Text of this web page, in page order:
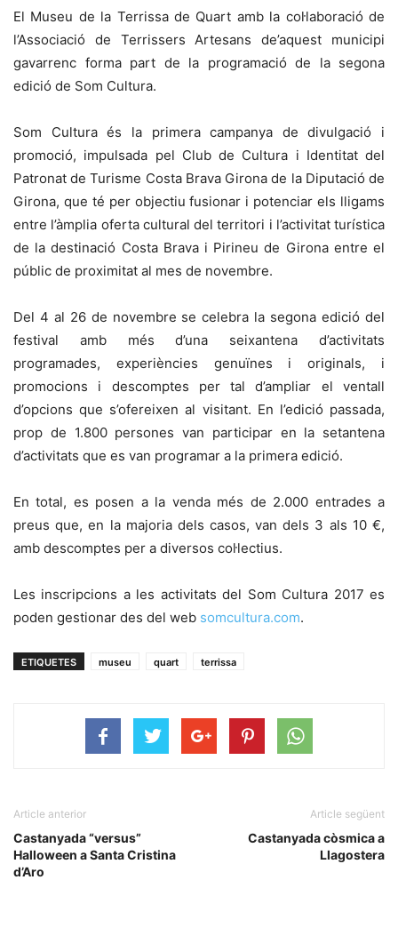
El Museu de la Terrissa de Quart amb la col·laboració de
l’Associació de Terrissers Artesans de’aquest municipi
gavarrenc forma part de la programació de la segona
edició de Som Cultura.
Som Cultura és la primera campanya de divulgació i
promoció, impulsada pel Club de Cultura i Identitat del
Patronat de Turisme Costa Brava Girona de la Diputació de
Girona, que té per objectiu fusionar i potenciar els lligams
entre l’àmplia oferta cultural del territori i l’activitat turística
de la destinació Costa Brava i Pirineu de Girona entre el
públic de proximitat al mes de novembre.
Del 4 al 26 de novembre se celebra la segona edició del
festival amb més d’una seixantena d’activitats
programades, experiències genuïnes i originals, i
promocions i descomptes per tal d’ampliar el ventall
d’opcions que s’ofereixen al visitant. En l’edició passada,
prop de 1.800 persones van participar en la setantena
d’activitats que es van programar a la primera edició.
En total, es posen a la venda més de 2.000 entrades a
preus que, en la majoria dels casos, van dels 3 als 10 €,
amb descomptes per a diversos col·lectius.
Les inscripcions a les activitats del Som Cultura 2017 es
poden gestionar des del web somcultura.com.
ETIQUETES museu quart terrissa
Article anterior
Castanyada “versus”
Halloween a Santa Cristina
d’Aro
Article següent
Castanyada còsmica a
Llagostera